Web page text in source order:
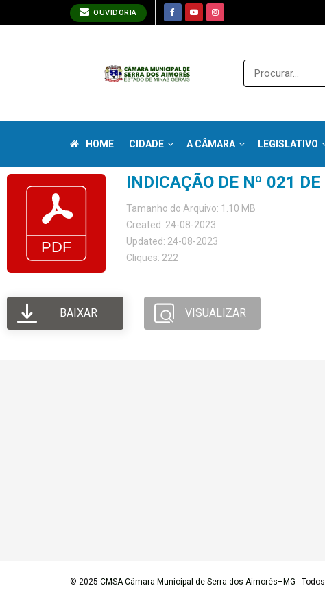
OUVIDORIA
HOME CIDADE A CÂMARA LEGISLATIVO
INDICAÇÃO DE Nº 021
Tamanho do Arquivo: 1.10 MB
Created: 24-08-2023
Updated: 24-08-2023
Cliques: 222
BAIXAR VISUALIZAR
© 2025 CMSA Câmara Municipal de Serra dos Aimorés–MG -